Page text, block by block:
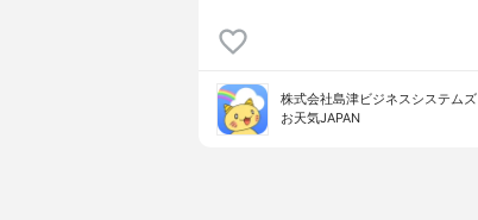
株式会社島津ビジネスシステムズ
お天気JAPAN